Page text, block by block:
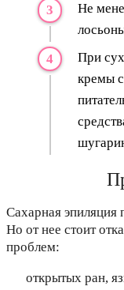
Не
При
кремы
Сахарная эпиляция
Но от нее стоит
проблем:
открытых ран,